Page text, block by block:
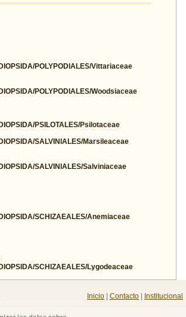
POLYPODIALES/Vittariaceae
POLYPODIALES/Woodsiaceae
PSILOTALES/Psilotaceae
SALVINIALES/Marsileaceae
SALVINIALES/Salviniaceae
SCHIZAEALES/Anemiaceae
SCHIZAEALES/Lygodeaceae
Inicio Contacto Institucional